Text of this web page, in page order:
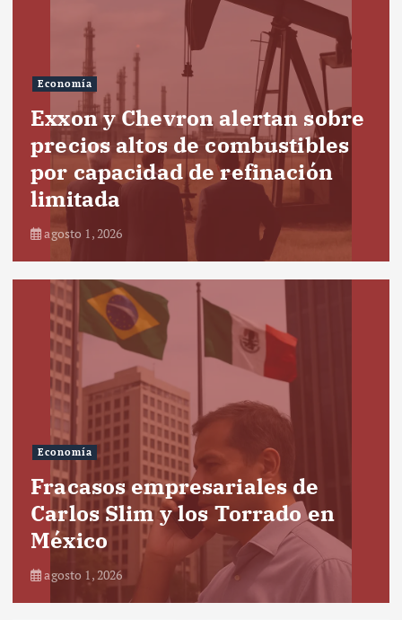
Economía
Exxon y Chevron alertan sobre
precios altos de combustibles
por capacidad de refinación
limitada
agosto 1, 2026
Economía
Fracasos empresariales de
Carlos Slim y los Torrado en
México
agosto 1, 2026